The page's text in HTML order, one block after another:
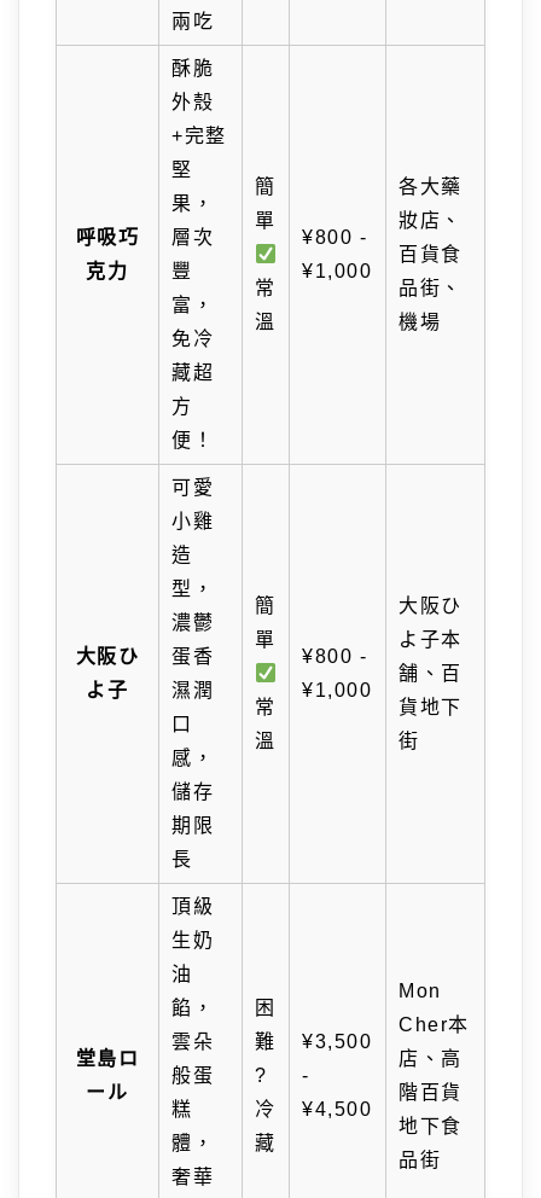
兩吃
呼吸巧
克力
酥脆
外殼
+完整
堅
果，
層次
豐
富，
免冷
藏超
方
便！
簡
單
常
溫
¥800 -
¥1,000
各大藥
妝店、
百貨食
品街、
機場
大阪ひ
よ子
可愛
小雞
造
型，
濃鬱
蛋香
濕潤
口
感，
儲存
期限
長
簡
單
常
溫
¥800 -
¥1,000
大阪ひ
よ子本
舗、百
貨地下
街
堂島ロ
ール
頂級
生奶
油
餡，
雲朵
般蛋
糕
體，
奢華
困
難
?
冷
藏
¥3,500
-
¥4,500
Mon
Cher本
店、高
階百貨
地下食
品街